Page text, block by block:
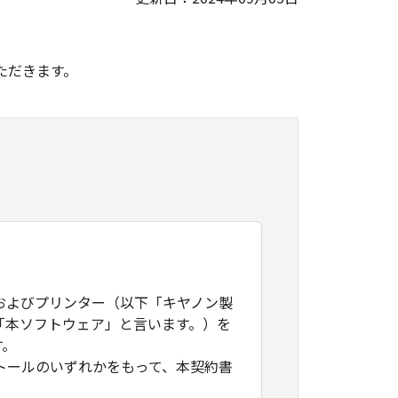
きます。
びプリンター（以下「キヤノン製
ソフトウェア」と言います。）を
ルのいずれかをもって、本契約書